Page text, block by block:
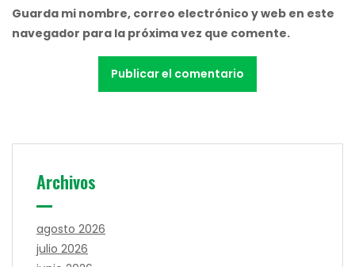
Guarda mi nombre, correo electrónico y web en este
navegador para la próxima vez que comente.
Archivos
agosto 2026
julio 2026